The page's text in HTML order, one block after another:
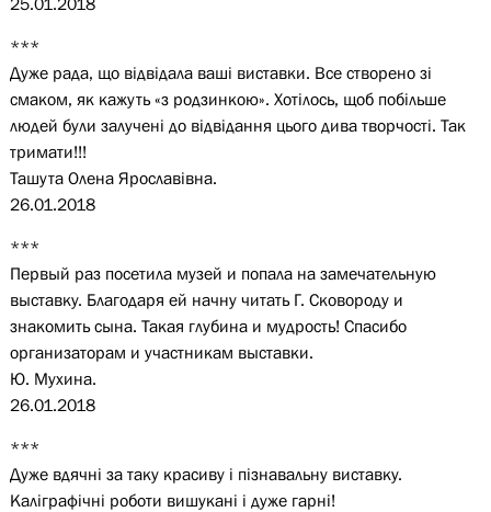
***
Дуже рада, що відвідала ваші виставки. Все створено зі
смаком, як кажуть «з родзинкою». Хотілось, щоб побільше
людей були залучені до відвідання цього дива творчості. Так
тримати!!!
Ташута Олена Ярославівна.
26.01.2018
***
Первый раз посетила музей и попала на замечательную
выставку. Благодаря ей начну читать Г. Сковороду и
знакомить сына. Такая глубина и мудрость! Спасибо
организаторам и участникам выставки.
Ю. Мухина.
26.01.2018
***
Дуже вдячні за таку красиву і пізнавальну виставку.
Каліграфічні роботи вишукані і дуже гарні!